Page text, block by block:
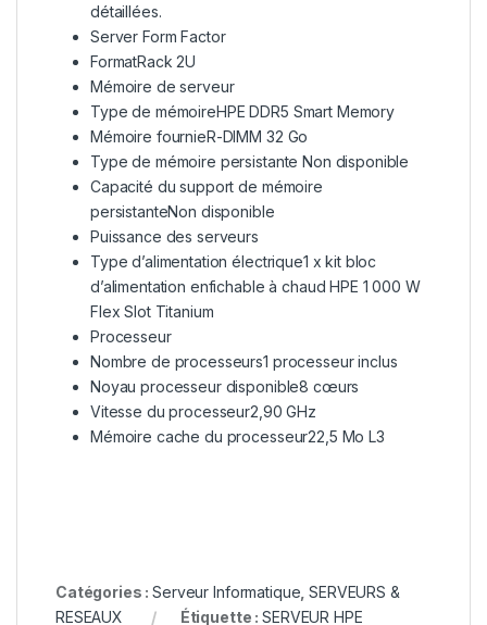
détaillées.
Server Form Factor
FormatRack 2U
Mémoire de serveur
Type de mémoireHPE DDR5 Smart Memory
Mémoire fournieR-DIMM 32 Go
Type de mémoire persistante Non disponible
Capacité du support de mémoire
persistanteNon disponible
Puissance des serveurs
Type d’alimentation électrique1 x kit bloc
d’alimentation enfichable à chaud HPE 1 000 W
Flex Slot Titanium
Processeur
Nombre de processeurs1 processeur inclus
Noyau processeur disponible8 cœurs
Vitesse du processeur2,90 GHz
Mémoire cache du processeur22,5 Mo L3
Catégories :Serveur Informatique ,SERVEURS &
RESEAUX
Étiquette :SERVEUR HPE